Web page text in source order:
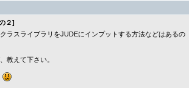
２]
ラスライブラリをJUDEにインプットする方法などはあるの
教えて下さい。